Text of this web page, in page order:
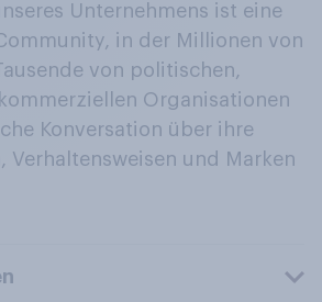
Unternehmens ist eine
in der Millionen von
von politischen,
Organisationen
Konversation über ihre
Verhaltensweisen und Marken